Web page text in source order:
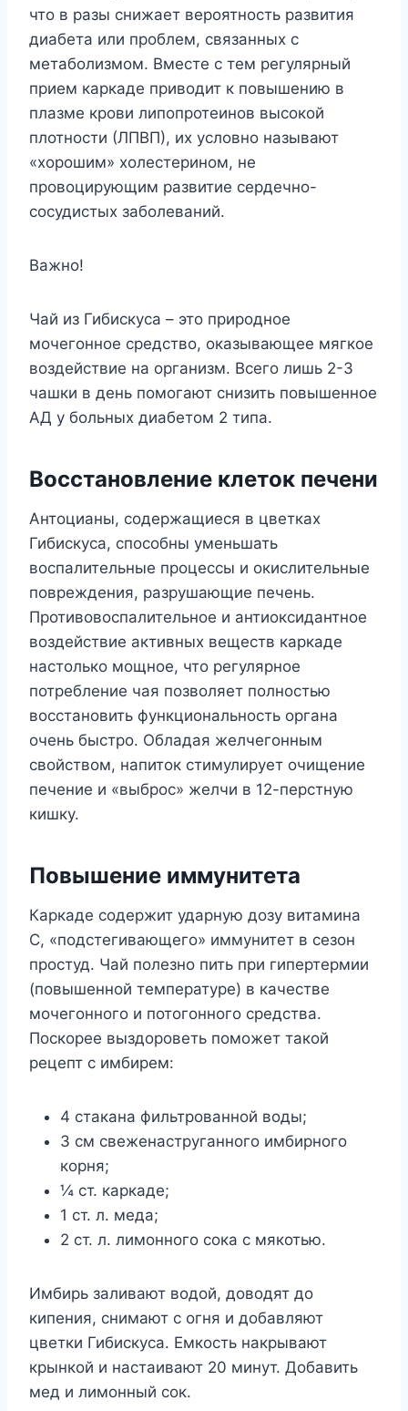
что в разы снижает вероятность развития
диабета или проблем, связанных с
метаболизмом. Вместе с тем регулярный
прием каркаде приводит к повышению в
плазме крови липопротеинов высокой
плотности (ЛПВП), их условно называют
«хорошим» холестерином, не
провоцирующим развитие сердечно-
сосудистых заболеваний.
Важно!
Чай из Гибискуса – это природное
мочегонное средство, оказывающее мягкое
воздействие на организм. Всего лишь 2-3
чашки в день помогают снизить повышенное
АД у больных диабетом 2 типа.
Восстановление клеток печени
Антоцианы, содержащиеся в цветках
Гибискуса, способны уменьшать
воспалительные процессы и окислительные
повреждения, разрушающие печень.
Противовоспалительное и антиоксидантное
воздействие активных веществ каркаде
настолько мощное, что регулярное
потребление чая позволяет полностью
восстановить функциональность органа
очень быстро. Обладая желчегонным
свойством, напиток стимулирует очищение
печение и «выброс» желчи в 12-перстную
кишку.
Повышение иммунитета
Каркаде содержит ударную дозу витамина
С, «подстегивающего» иммунитет в сезон
простуд. Чай полезно пить при гипертермии
(повышенной температуре) в качестве
мочегонного и потогонного средства.
Поскорее выздороветь поможет такой
рецепт с имбирем:
4 стакана фильтрованной воды;
3 см свеженаструганного имбирного
корня;
¼ ст. каркаде;
1 ст. л. меда;
2 ст. л. лимонного сока с мякотью.
Имбирь заливают водой, доводят до
кипения, снимают с огня и добавляют
цветки Гибискуса. Емкость накрывают
крынкой и настаивают 20 минут. Добавить
мед и лимонный сок.